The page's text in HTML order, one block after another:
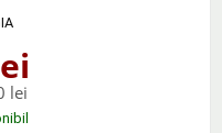
lei